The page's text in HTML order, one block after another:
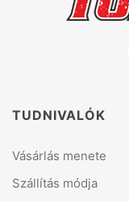
TUDNIVALÓK
Vásárlás menete
Szállítás módja